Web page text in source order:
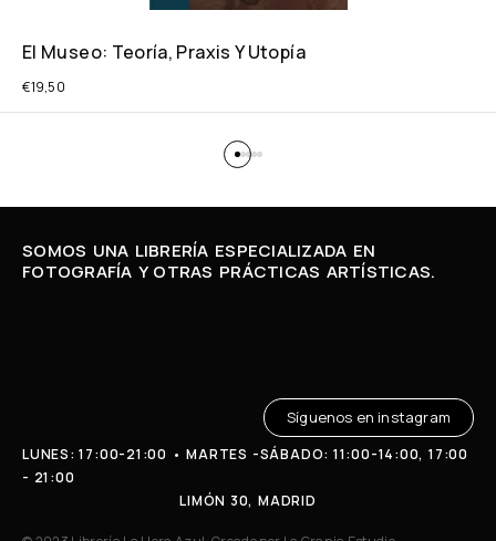
El Museo: Teoría, Praxis Y Utopía
€19,50
SOMOS UNA LIBRERÍA ESPECIALIZADA EN
FOTOGRAFÍA Y OTRAS PRÁCTICAS ARTÍSTICAS.
LUNES: 17:00-21:00 • MARTES -SÁBADO: 11:00-14:00, 17:00
- 21:00
LIMÓN 30, MADRID
Síguenos en instagram